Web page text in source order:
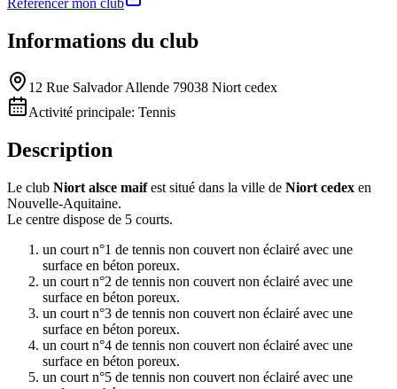
Référencer mon club
Informations du club
12 Rue Salvador Allende 79038 Niort cedex
Activité principale: Tennis
Description
Le club Niort alsce maifest situé dans la ville de Niort cedex en
Nouvelle-Aquitaine.
Le centre dispose de 5 courts.
un court n°1 de tennis non couvert non éclairé avec une
surface en béton poreux.
un court n°2 de tennis non couvert non éclairé avec une
surface en béton poreux.
un court n°3 de tennis non couvert non éclairé avec une
surface en béton poreux.
un court n°4 de tennis non couvert non éclairé avec une
surface en béton poreux.
un court n°5 de tennis non couvert non éclairé avec une